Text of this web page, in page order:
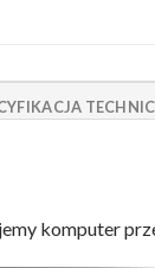
komputer